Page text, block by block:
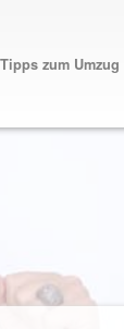
Tipps zum Umzug